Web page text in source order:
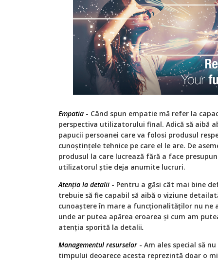
Empatia - Când spun empatie mă refer la
perspectiva utilizatorului final. Adică să aibă
papucii persoanei care va folosi produsul
cunoştinţele tehnice pe care el le are. De
produsul la care lucrează fără a face
utilizatorul ştie deja anumite lucruri.
Atenția la detalii - Pentru a găsi cât mai bine
trebuie să fie capabil să aibă o viziune
cunoaştere în mare a funcţionalităţilor nu ne
unde ar putea apărea eroarea şi cum am
atenția sporită la detalii.
Managementul resurselor - Am ales special să
timpului deoarece acesta reprezintă doar o